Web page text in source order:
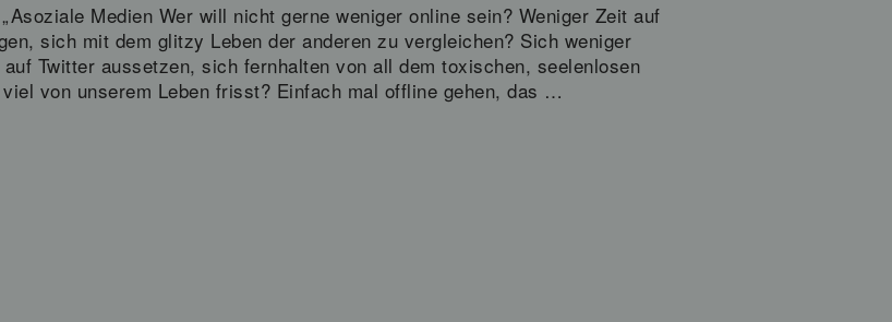
Medien Wer will nicht gerne weniger online sein? Weniger Zeit auf
sich mit dem glitzy Leben der anderen zu vergleichen? Sich weniger
Twitter aussetzen, sich fernhalten von all dem toxischen, seelenlosen
von unserem Leben frisst? Einfach mal offline gehen, das …